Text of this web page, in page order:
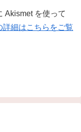
Akismet を使って
詳細はこちらをご覧